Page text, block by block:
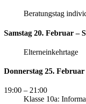
Beratungstag
Samstag 20. Februar –
Elterneinkehrtage
Donnerstag 25. Februar
19:00 – 21:00
Klasse 10a: